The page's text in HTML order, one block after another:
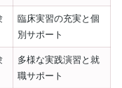
臨床実習の充実と個
別サポート
多様な実践演習と就
職サポート